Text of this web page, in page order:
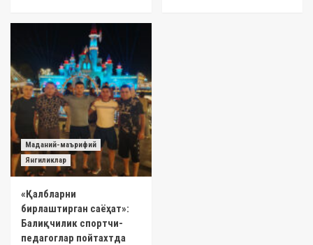
Маданий-маърифий
Янгиликлар
«Қалбларни
бирлаштирган саёҳат»:
Балиқчилик спортчи-
педагоглар пойтахтда